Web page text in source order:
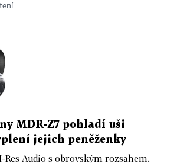
MDR-Z7 pohladí uši
jejich peněženky
Res Audio s obrovským rozsahem.